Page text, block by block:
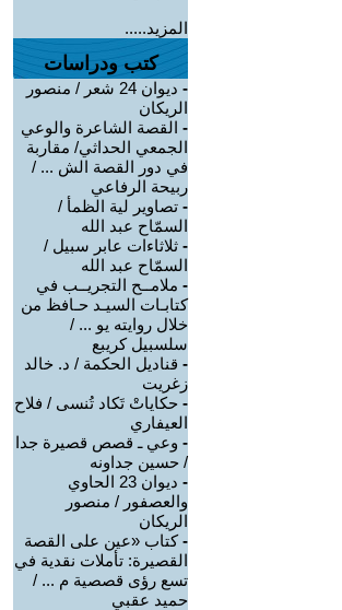
المزيد.....
كتب ودراسات
-
ديوان 24 شعر / منصور
الريكان
- القصة الشاعرة والوعي
الجمعي الحداثي/ مقاربة
في دور القصة الش ... /
ربيحة الرفاعي
- تصاوير لية الظمأ /
السمّاح عبد الله
- ثلاثاءات عابر سبيل /
السمّاح عبد الله
- ملامــح التجريــب في
كتابـات السيـد حـافظ من
خلال روايته يو ... /
سلسبيل كريبع
- قناديل الحكمة / د. خالد
زغريت
- حكاياتْ تَكاد تُنسى / فلاح
العيفاري
- وعي ـ قصص قصيرة جدا
/ حسين جداونه
-
ديوان 23 الحاوي
والعصفور / منصور
الريكان
-كتاب «عين على القصة
القصيرة: تأملات نقدية في
تسع رؤى قصصية م ... /
حميد عقبي